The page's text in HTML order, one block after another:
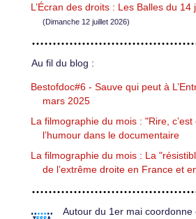
L’Écran des droits : Les Balles du 14
(Dimanche 12 juillet 2026)
Au fil du blog :
Bestofdoc#6 - Sauve qui peut à
mars 2025
La filmographie du mois : "Rire,
l’humour dans le documentaire
La filmographie du mois : La
de l’extrême droite en France et
Autour du 1er mai coordonne